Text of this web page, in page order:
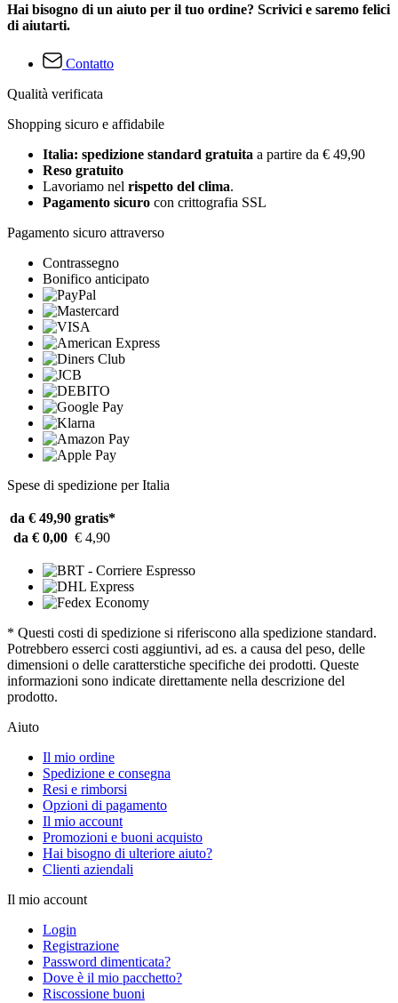
Hai bisogno di un aiuto per il tuo ordine? Scrivici e saremo felici
di aiutarti.
Contatto
Qualità verificata
Shopping sicuro e affidabile
Italia: spedizione standard gratuita a partire da € 49,90
Reso gratuito
Lavoriamo nel rispetto del clima.
Pagamento sicuro con crittografia SSL
Pagamento sicuro attraverso
Contrassegno
Bonifico anticipato
Spese di spedizione per Italia
da € 49,90 gratis*
da € 0,00 € 4,90
* Questi costi di spedizione si riferiscono alla spedizione standard.
Potrebbero esserci costi aggiuntivi, ad es. a causa del peso, delle
dimensioni o delle caratterstiche specifiche dei prodotti. Queste
informazioni sono indicate direttamente nella descrizione del
prodotto.
Aiuto
Il mio ordine
Spedizione e consegna
Resi e rimborsi
Opzioni di pagamento
Il mio account
Promozioni e buoni acquisto
Hai bisogno di ulteriore aiuto?
Clienti aziendali
Il mio account
Login
Registrazione
Password dimenticata?
Dove è il mio pacchetto?
Riscossione buoni